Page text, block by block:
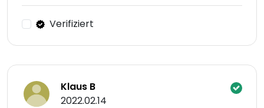
Verifiziert
Klaus B
2022.02.14